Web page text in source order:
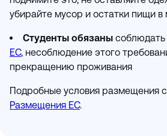
убирайте мусор и остатки пищи
Студенты обязаны соблюдать
ЕС, несоблюдение этого
прекращению проживания
Подробные условия размещения
Размещения ЕС.